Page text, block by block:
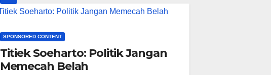
SPONSORED CONTENT
Titiek Soeharto: Politik Jangan
Memecah Belah